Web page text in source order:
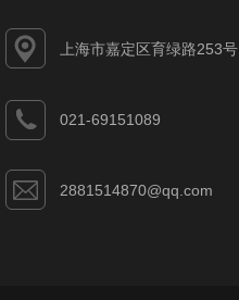
上海市嘉定区育绿路253号
021-69151089
2881514870@qq.com